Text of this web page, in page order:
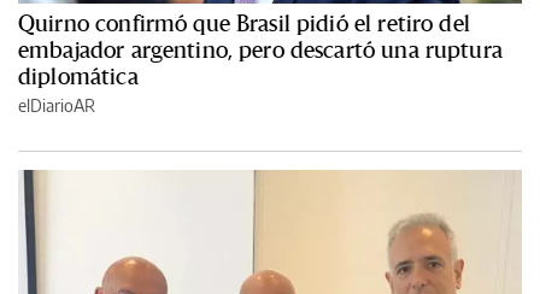
Quirno confirmó que Brasil pidió el retiro del
embajador argentino, pero descartó una ruptura
diplomática
elDiarioAR